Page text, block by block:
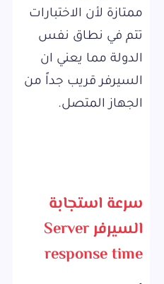
ممتازة لأن الاختبارات
تتم في نطاق نفس
الدولة مما يعني ان
السيرفر قريب جداً من
الجهاز المتصل.
سرعة استجابة
السيرفر Server
response time